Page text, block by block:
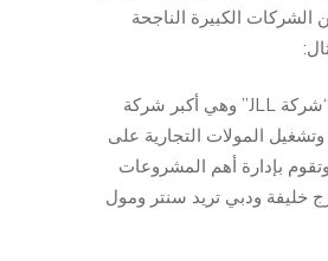
الكبيرة الناجحة
– شركة الإدارة “شركة JLL” وهي أكبر شركة
المولات التجارية على
بإدارة أهم المشروعات
خليفة ودبي تريد سنتر ومول